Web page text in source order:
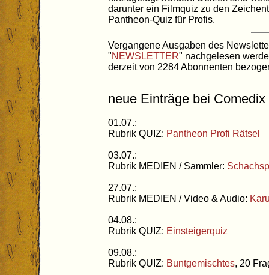
darunter ein Filmquiz zu den
Pantheon-Quiz für Profis.
Vergangene Ausgaben des
"NEWSLETTER" nachgelesen
derzeit von 2284 Abonnenten
neue Einträge bei Comedix
01.07.:
Rubrik QUIZ: Pantheon Profi Rätsel
03.07.:
Rubrik MEDIEN / Sammler:
27.07.:
Rubrik MEDIEN / Video & Audio:
04.08.:
Rubrik QUIZ: Einsteigerquiz
09.08.:
Rubrik QUIZ: Buntgemischtes, 20